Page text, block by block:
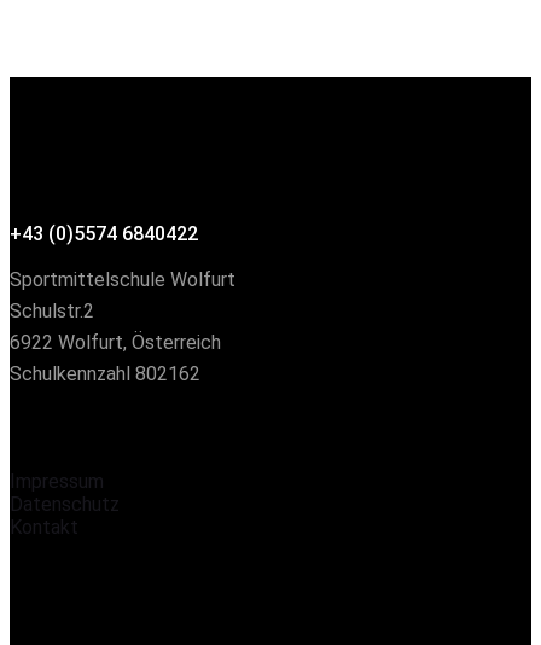
+43 (0)5574 6840422
Sportmittelschule Wolfurt
Schulstr.2
6922 Wolfurt, Österreich
Schulkennzahl 802162
Impressum
Datenschutz
Kontakt